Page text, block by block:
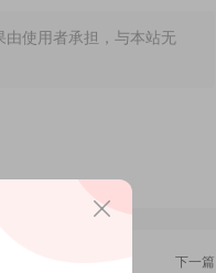
使用者承担，与本站无
下一篇